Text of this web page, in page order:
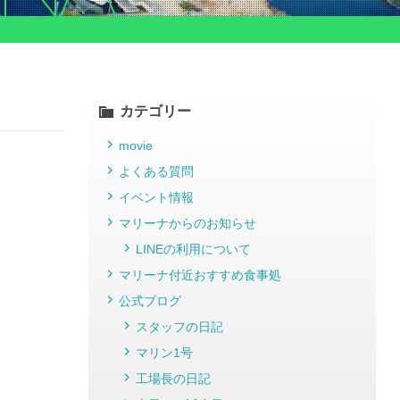
カテゴリー
movie
よくある質問
イベント情報
マリーナからのお知らせ
LINEの利用について
マリーナ付近おすすめ食事処
公式ブログ
スタッフの日記
マリン1号
工場長の日記